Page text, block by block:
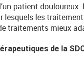
patient douloureux.
lesquels les
traitements mieux
de la